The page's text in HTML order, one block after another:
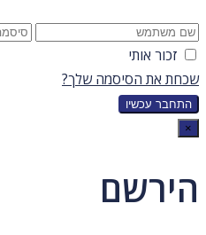
זכור אותי
שכחת את הסיסמה שלך?
×
הירשם